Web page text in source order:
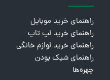
راهنمای خرید موبایل
راهنمای خرید لپ تاپ
راهنمای خرید لوازم خانگی
راهنمای شیک بودن
چهره‌ها